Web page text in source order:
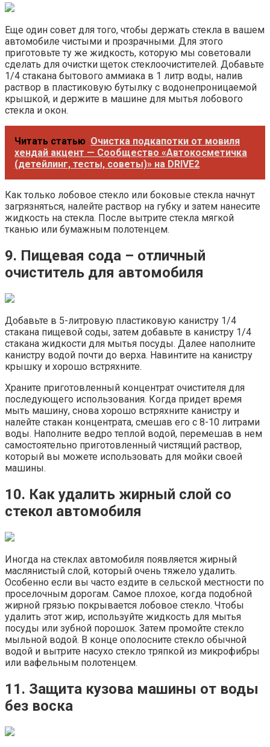
Еще один совет для того, чтобы держать стекла в вашем
автомобиле чистыми и прозрачными. Для этого
приготовьте ту же жидкость, которую мы советовали
сделать для очистки щеток стеклоочистителей. Добавьте
1/4 стакана бытового аммиака в 1 литр воды, налив
раствор в пластиковую бутылку с водонепроницаемой
крышкой, и держите в машине для мытья лобового
стекла и окон.
Читать статью Очистка подкапотки от мовиля
хендай акцент — Сообщество «Автокосметичка
(детейлинг, тесты, советы)» на DRIVE2
Как только лобовое стекло или боковые стекла начнут
загрязняться, налейте раствор на губку и затем нанесите
жидкость на стекла. После вытрите стекла мягкой
тканью или бумажным полотенцем.
9. Пищевая сода – отличный
очиститель для автомобиля
Добавьте в 5-литровую пластиковую канистру 1/4
стакана пищевой соды, затем добавьте в канистру 1/4
стакана жидкости для мытья посуды. Далее наполните
канистру водой почти до верха. Навинтите на канистру
крышку и хорошо встряхните.
Храните приготовленный концентрат очистителя для
последующего использования. Когда придет время
мыть машину, снова хорошо встряхните канистру и
налейте стакан концентрата, смешав его с 8-10 литрами
воды. Наполните ведро теплой водой, перемешав в нем
самостоятельно приготовленный чистящий раствор,
который вы можете использовать для мойки своей
машины.
10. Как удалить жирный слой со
стекол автомобиля
Иногда на стеклах автомобиля появляется жирный
маслянистый слой, который очень тяжело удалить.
Особенно если вы часто ездите в сельской местности по
проселочным дорогам. Самое плохое, когда подобной
жирной грязью покрывается лобовое стекло. Чтобы
удалить этот жир, используйте жидкость для мытья
посуды или зубной порошок. Затем промойте стекло
мыльной водой. В конце ополосните стекло обычной
водой и вытрите насухо стекло тряпкой из микрофибры
или вафельным полотенцем.
11. Защита кузова машины от воды
без воска